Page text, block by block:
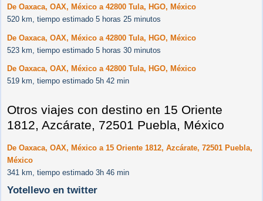
De Oaxaca, OAX, México a 42800 Tula, HGO, México
520 km, tiempo estimado 5 horas 25 minutos
De Oaxaca, OAX, México a 42800 Tula, HGO, México
523 km, tiempo estimado 5 horas 30 minutos
De Oaxaca, OAX, México a 42800 Tula, HGO, México
519 km, tiempo estimado 5h 42 min
Otros viajes con destino en 15 Oriente
1812, Azcárate, 72501 Puebla, México
De Oaxaca, OAX, México a 15 Oriente 1812, Azcárate, 72501 Puebla,
México
341 km, tiempo estimado 3h 46 min
Yotellevo en twitter